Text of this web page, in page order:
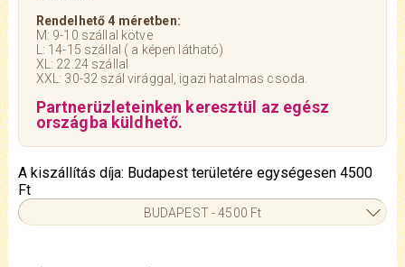
Rendelhető 4 méretben:
M: 9-10 szállal kötve
L: 14-15 szállal ( a képen látható)
XL: 22.24 szállal
XXL: 30-32 szál virággal, igazi hatalmas csoda.
Partnerüzleteinken keresztül az egész
országba küldhető.
A kiszállítás díja: Budapest területére egységesen 4500
Ft
BUDAPEST - 4500 Ft